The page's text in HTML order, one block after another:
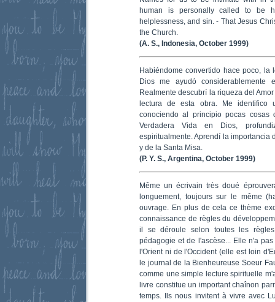
human is personally called to be
helplessness, and sin. - That Jesus
the Church.
(A. S., Indonesia, October 1999)
Habiéndome convertido hace poco, la
Dios me ayudó considerablemente
Realmente descubrí la riqueza del
lectura de esta obra. Me identifico
conociendo al principio pocas
Verdadera Vida en Dios,
espiritualmente. Aprendí la importancia
y de la Santa Misa.
(P. Y. S., Argentina, October 1999)
Même un écrivain très doué
longuement, toujours sur le même
ouvrage. En plus de cela ce thème
connaissance de règles du
il se déroule selon toutes les
pédagogie et de l'ascèse... Elle n'a
l'Orient ni de l'Occident (elle est loin
le journal de la Bienheureuse Soeur
comme une simple lecture spirituelle
livre constitue un important chaînon
temps. Ils nous invitent à vivre avec